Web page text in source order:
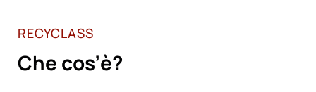
RECYCLASS
Che cos’è?